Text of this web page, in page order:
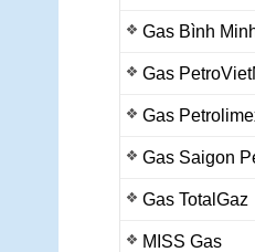
Gas Bình
Gas
Gas
Gas Saigon
Gas TotalGaz
MISS Gas